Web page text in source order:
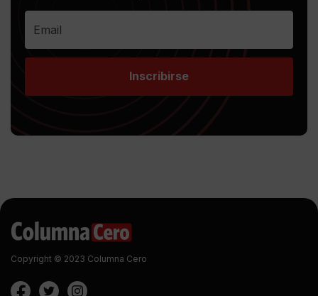
Inscribirse
Copyright © 2023 Columna Cero